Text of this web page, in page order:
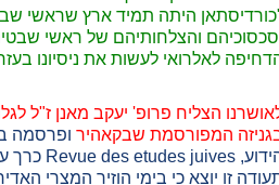
היתה תמיד ארץ שראשי
והצלחותיהם של ראשי
לאלרואי לעשות את ניסיונו
הצליח פרופ' יעקב מאנן ז"ל
המפורסמת שבקאהיר ופרסמה
Revue des etudes juives
זו יוצא כי בימי הוזיר המצרי